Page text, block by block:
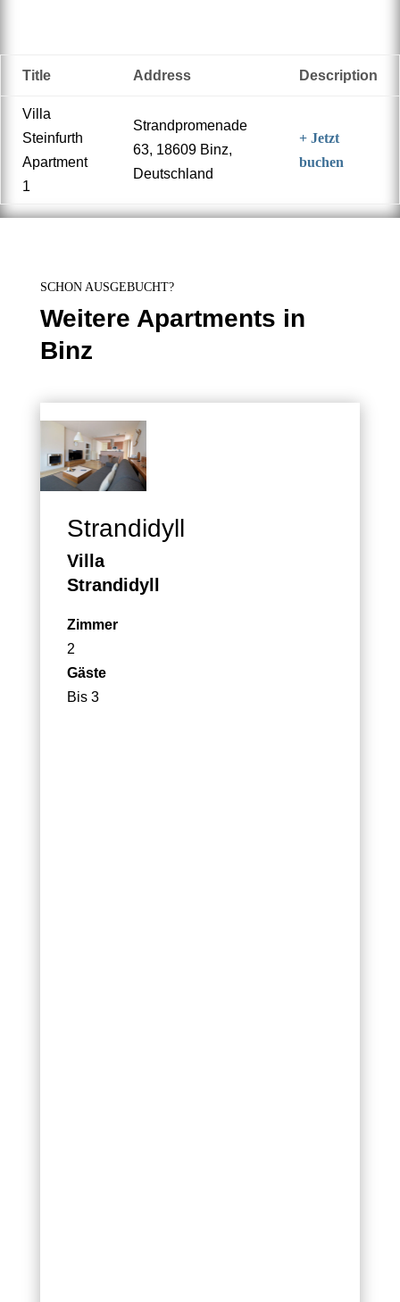
Title Address Description
Villa
Steinfurth
Apartment
1
Strandpromenade
63, 18609 Binz,
Deutschland
+ Jetzt
buchen
SCHON AUSGEBUCHT?
Weitere Apartments in
Binz
Strandidyll
Villa
Strandidyll
Zimmer
2
Gäste
Bis 3